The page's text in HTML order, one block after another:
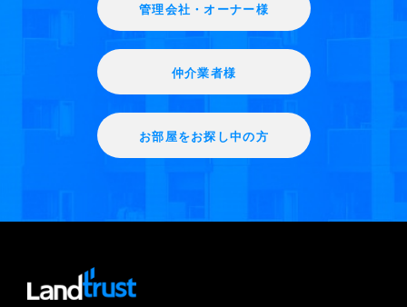
管理会社・オーナー様
仲介業者様
お部屋をお探し中の方